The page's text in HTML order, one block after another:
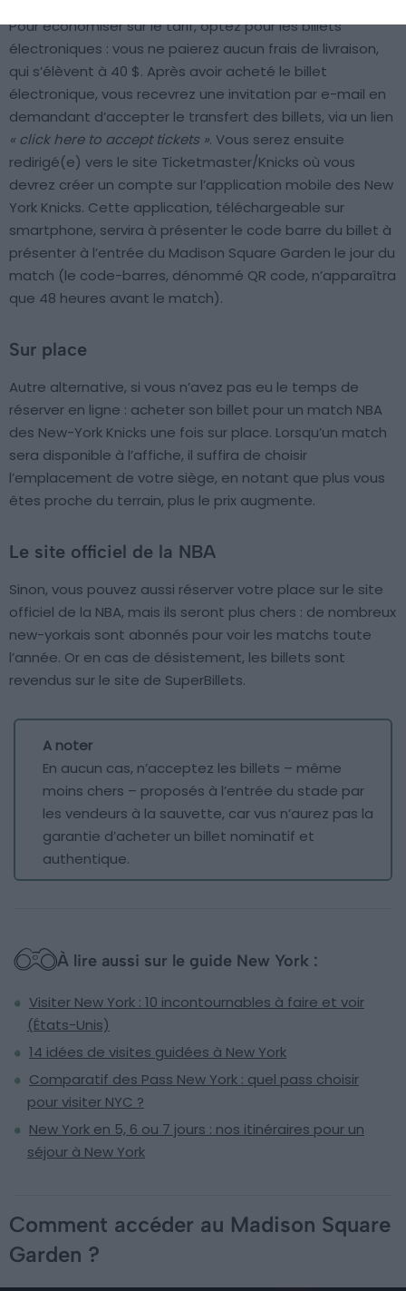
Pour économiser sur le tarif, optez pour les billets
électroniques : vous ne paierez aucun frais de livraison,
qui s’élèvent à 40 $. Après avoir acheté le billet
électronique, vous recevrez une invitation par e-mail en
demandant d’accepter le transfert des billets, via un lien
« click here to accept tickets ». Vous serez ensuite
redirigé(e) vers le site Ticketmaster/Knicks où vous
devrez créer un compte sur l’application mobile des New
York Knicks. Cette application, téléchargeable sur
smartphone, servira à présenter le code barre du billet à
présenter à l’entrée du Madison Square Garden le jour du
match (le code-barres, dénommé QR code, n’apparaîtra
que 48 heures avant le match).
Sur place
Autre alternative, si vous n’avez pas eu le temps de
réserver en ligne : acheter son billet pour un match NBA
des New-York Knicks une fois sur place. Lorsqu’un match
sera disponible à l’affiche, il suffira de choisir
l’emplacement de votre siège, en notant que plus vous
êtes proche du terrain, plus le prix augmente.
Le site officiel de la NBA
Sinon, vous pouvez aussi réserver votre place sur le site
officiel de la NBA, mais ils seront plus chers : de nombreux
new-yorkais sont abonnés pour voir les matchs toute
l’année. Or en cas de désistement, les billets sont
revendus sur le site de SuperBillets.
A noter
En aucun cas, n’acceptez les billets – même
moins chers – proposés à l’entrée du stade par
les vendeurs à la sauvette, car vus n’aurez pas la
garantie d’acheter un billet nominatif et
authentique.
À lire aussi sur le guide New York :
Visiter New York : 10 incontournables à faire et voir
(États-Unis)
14 idées de visites guidées à New York
Comparatif des Pass New York : quel pass choisir
pour visiter NYC ?
New York en 5, 6 ou 7 jours : nos itinéraires pour un
séjour à New York
Comment accéder au Madison Square
Garden ?